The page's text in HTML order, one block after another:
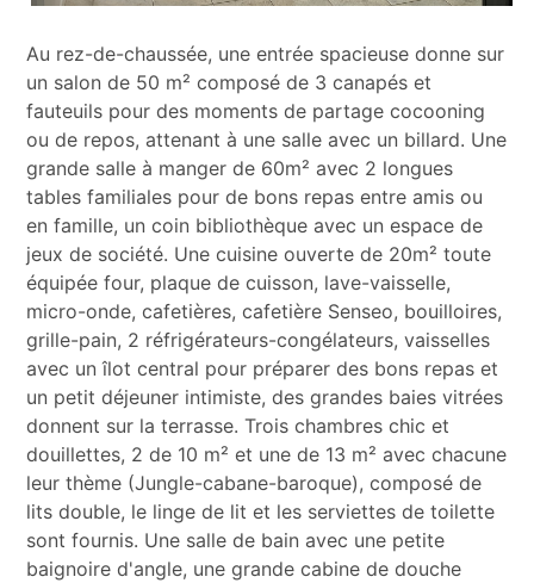
Au rez-de-chaussée, une entrée spacieuse donne sur
un salon de 50 m² composé de 3 canapés et
fauteuils pour des moments de partage cocooning
ou de repos, attenant à une salle avec un billard. Une
grande salle à manger de 60m² avec 2 longues
tables familiales pour de bons repas entre amis ou
en famille, un coin bibliothèque avec un espace de
jeux de société. Une cuisine ouverte de 20m² toute
équipée four, plaque de cuisson, lave-vaisselle,
micro-onde, cafetières, cafetière Senseo, bouilloires,
grille-pain, 2 réfrigérateurs-congélateurs, vaisselles
avec un îlot central pour préparer des bons repas et
un petit déjeuner intimiste, des grandes baies vitrées
donnent sur la terrasse. Trois chambres chic et
douillettes, 2 de 10 m² et une de 13 m² avec chacune
leur thème (Jungle-cabane-baroque), composé de
lits double, le linge de lit et les serviettes de toilette
sont fournis. Une salle de bain avec une petite
baignoire d'angle, une grande cabine de douche